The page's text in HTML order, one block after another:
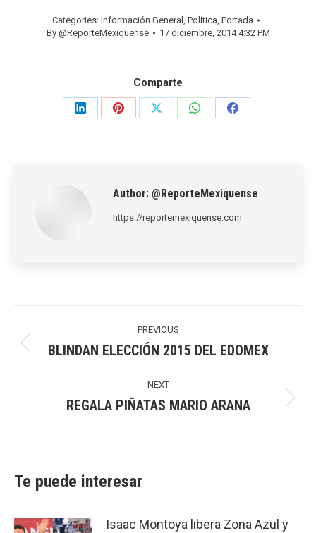
Categories: Información General , Política, Portada
By @ReporteMexiquense 17 diciembre, 2014 4:32 PM
Comparte
Share
Share
Share
Share
Share
Author: @ReporteMexiquense
https://reportemexiquense.com
navigation
PREVIOUS
Previous
BLINDAN ELECCIÓN 2015 DEL EDOMEX
NEXT
Next
REGALA PIÑATAS MARIO ARANA
Te puede interesar
Isaac Montoya libera Zona Azul y